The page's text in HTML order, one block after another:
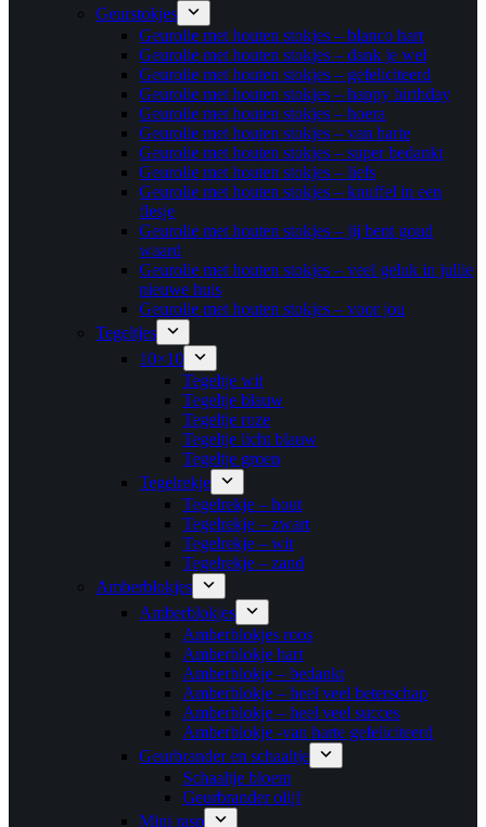
Geurstokjes
Geurolie met houten stokjes – blanco hart
Geurolie met houten stokjes – dank je wel
Geurolie met houten stokjes – gefeliciteerd
Geurolie met houten stokjes – happy birthday
Geurolie met houten stokjes – hoera
Geurolie met houten stokjes – van harte
Geurolie met houten stokjes – super bedankt
Geurolie met houten stokjes – liefs
Geurolie met houten stokjes – knuffel in een
flesje
Geurolie met houten stokjes – jij bent goud
waard
Geurolie met houten stokjes – veel geluk in jullie
nieuwe huis
Geurolie met houten stokjes – voor jou
Tegeltjes
10×10
Tegeltje wit
Tegeltje blauw
Tegeltje roze
Tegeltje licht blauw
Tegeltje groen
Tegelrekje
Tegelrekje – hout
Tegelrekje – zwart
Tegelrekje – wit
Tegelrekje – zand
Amberblokjes
Amberblokjes
Amberblokjes roos
Amberblokje hart
Amberblokje – bedankt
Amberblokje – heel veel beterschap
Amberblokje – heel veel succes
Amberblokje -van harte gefeliciteerd
Geurbrander en schaaltje
Schaaltje bloem
Geurbrander olijf
Mini rasp